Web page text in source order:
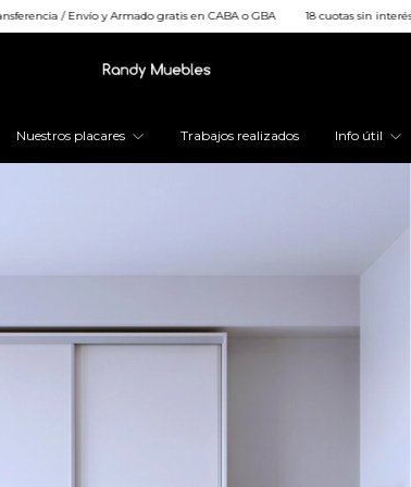
Armado gratis en CABA o GBA 18 cuotas sin interés / 25% OFF
Nuestros placares Trabajos realizados Info útil